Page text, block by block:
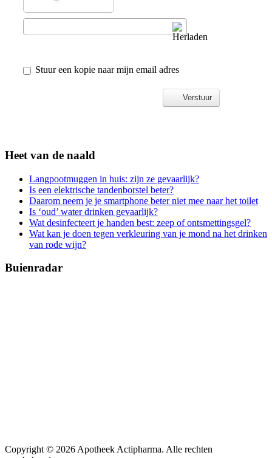
Stuur een kopie naar mijn email adres
Verstuur
Heet van de naald
Langpootmuggen in huis: zijn ze gevaarlijk?
Is een elektrische tandenborstel beter?
Daarom neem je je smartphone beter niet mee naar het toilet
Is ‘oud’ water drinken gevaarlijk?
Wat desinfecteert je handen best: zeep of ontsmettingsgel?
Wat kan je doen tegen verkleuring van je mond na het drinken
van rode wijn?
Buienradar
Copyright © 2026 Apotheek Actipharma. Alle rechten